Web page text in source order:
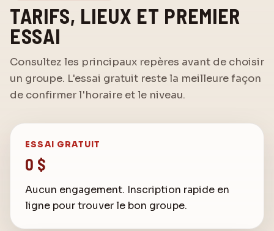
TARIFS, LIEUX ET PREMIER
ESSAI
Consultez les principaux repères avant de choisir
un groupe. L'essai gratuit reste la meilleure façon
de confirmer l'horaire et le niveau.
ESSAI GRATUIT
0 $
Aucun engagement. Inscription rapide en
ligne pour trouver le bon groupe.
Assistant Karaté Elite
Posez votre question sur les cours